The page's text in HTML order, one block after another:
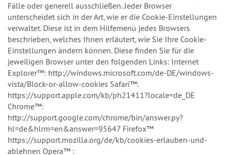
Fälle oder generell ausschließen. Jeder Browser
unterscheidet sich in der Art, wie er die Cookie-Einstellungen
verwaltet. Diese ist in dem Hilfemenü jedes Browsers
beschrieben, welches Ihnen erläutert, wie Sie Ihre Cookie-
Einstellungen ändern können. Diese finden Sie für die
jeweiligen Browser unter den folgenden Links: Internet
Explorer™: http://windows.microsoft.com/de-DE/windows-
vista/Block-or-allow-cookies Safari™:
https://support.apple.com/kb/ph21411?locale=de_DE
Chrome™:
http://support.google.com/chrome/bin/answer.py?
hl=de&hlrm=en&answer=95647 Firefox™
https://support.mozilla.org/de/kb/cookies-erlauben-und-
ablehnen Opera™ :